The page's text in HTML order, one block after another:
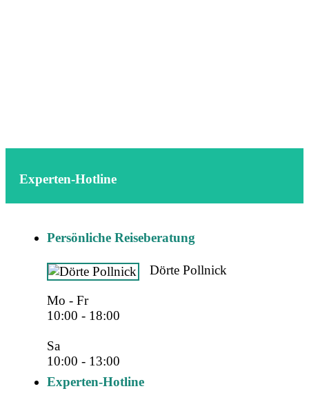
Experten-Hotline
Persönliche Reiseberatung
Dörte Pollnick
Mo - Fr
10:00 - 18:00
Sa
10:00 - 13:00
Experten-Hotline